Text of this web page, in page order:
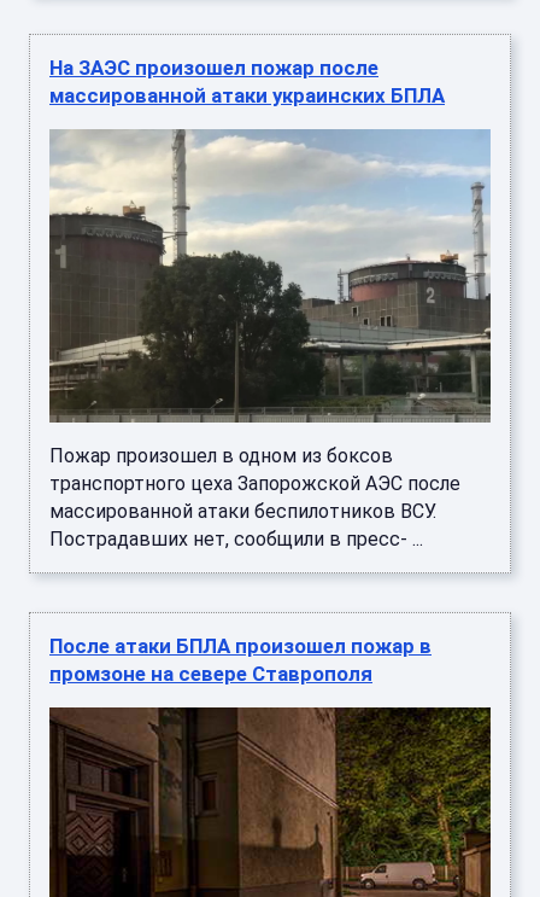
На ЗАЭС произошел пожар после
массированной атаки украинских БПЛА
Пожар произошел в одном из боксов
транспортного цеха Запорожской АЭС после
массированной атаки беспилотников ВСУ.
Пострадавших нет, сообщили в пресс- ...
После атаки БПЛА произошел пожар в
промзоне на севере Ставрополя